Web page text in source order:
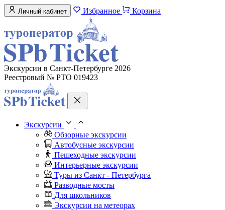
Личный кабинет Избранное Корзина
Экскурсии в Санкт-Петербурге 2026
Реестровый № РТО 019423
Экскурсии
Обзорные экскурсии
Автобусные экскурсии
Пешеходные экскурсии
Интерьерные экскурсии
Туры из Санкт - Петербурга
Разводные мосты
Для школьников
Экскурсии на метеорах